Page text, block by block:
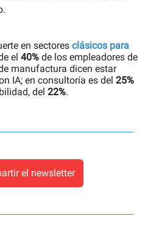
en sectores clásicos para
el 40% de los empleadores de
manufactura dicen estar
IA; en consultoría es del 25%
del 22%.
el newsletter